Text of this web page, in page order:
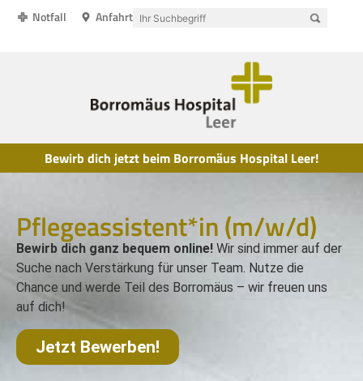
Notfall Anfahrt
Bewirb dich jetzt beim Borromäus Hospital Leer!
Pflegeassistent*in (m/w/d)
Bewirb dich ganz bequem online! Wir sind immer auf der
Suche nach Verstärkung für unser Team. Nutze die
Chance und werde Teil des Borromäus – wir freuen uns
auf dich!
Jetzt Bewerben!